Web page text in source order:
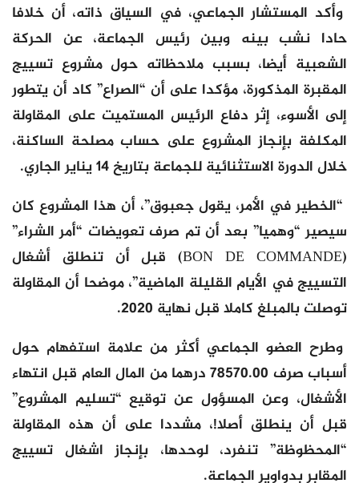
وأكد المستشار الجماعي، في السياق ذاته، أن خلافا
حادا نشب بينه وبين رئيس الجماعة، عن الحركة
الشعبية أيضا، بسبب ملاحظاته حول مشروع تسييج
المقبرة المذكورة، مؤكدا على أن “الصراع” كاد أن يتطور
إلى الأسوء، إثر دفاع الرئيس المستميت على المقاولة
المكلفة بإنجاز المشروع على حساب مصلحة الساكنة،
خلال الدورة الاستثنائية للجماعة بتاريخ 14 يناير الجاري.
“الخطير في الأمر، يقول جعبوق”، أن هذا المشروع كان
سيصير “وهميا” بعد أن تم صرف تعويضات “أمر الشراء”
(BON DE COMMANDE) قبل أن تنطلق أشغال
التسييج في الأيام القليلة الماضية”، موضحا أن المقاولة
توصلت بالمبلغ كاملا قبل نهاية 2020.
وطرح العضو الجماعي أكثر من علامة استفهام حول
أسباب صرف 78570.00 درهما من المال العام قبل انتهاء
الأشغال، وعن المسؤول عن توقيع “تسليم المشروع”
قبل أن ينطلق أصلا!، مشددا على أن هذه المقاولة
“المحظوظة” تنفرد، لوحدها، بإنجاز اشغال تسييج
المقابر بدواوير الجماعة.